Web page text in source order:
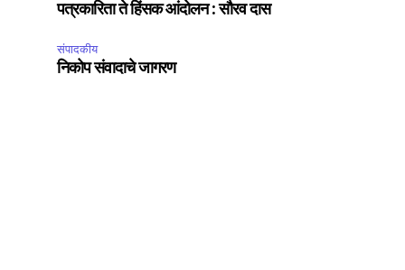
पत्रकारिता ते हिंसक आंदोलन : सौरव दास
संपादकीय
निकोप संवादाचे जागरण